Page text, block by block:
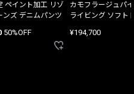
ペイント加工 リゾ
ンズ デニムパンツ
50%OFF
カモフラージュパ
ライビング ソフト
¥194,700